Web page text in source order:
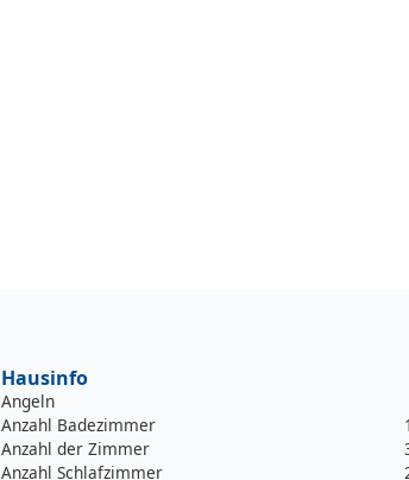
Hausinfo
Angeln
Anzahl Badezimmer
1
Anzahl der Zimmer
Anzahl Schlafzimmer